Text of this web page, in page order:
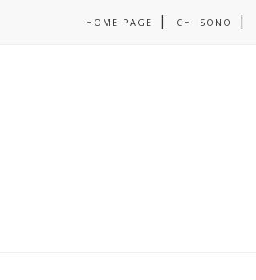
HOME PAGE CHI SONO